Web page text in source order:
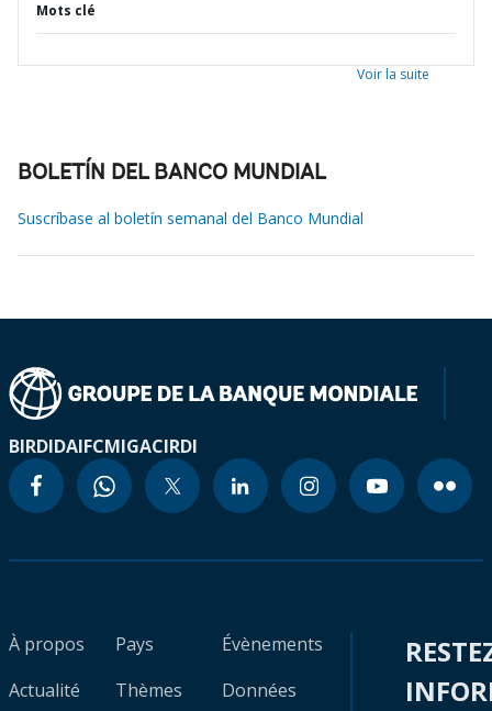
Mots clé
Voir la suite
BOLETÍN DEL BANCO MUNDIAL
Suscríbase al boletín semanal del Banco Mundial
BIRDIDAIFCMIGACIRDI
À propos
Actualité
Pays
Thèmes
Évènements
Données